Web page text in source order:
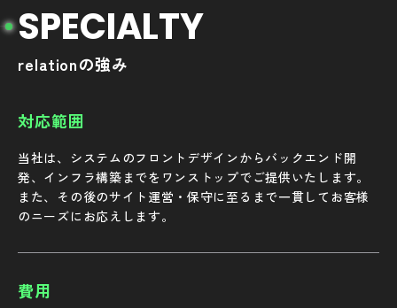
relationの強み
SPECIALTY
対応範囲
当社は、システムのフロントデザインからバックエンド開
発、インフラ構築までをワンストップでご提供いたします。
また、その後のサイト運営・保守に至るまで一貫してお客様
のニーズにお応えします。
費用